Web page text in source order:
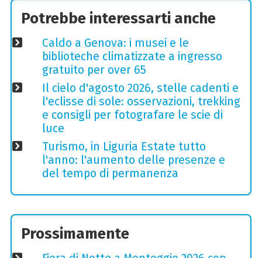
Potrebbe interessarti anche
Caldo a Genova: i musei e le
biblioteche climatizzate a ingresso
gratuito per over 65
Il cielo d'agosto 2026, stelle cadenti e
l'eclisse di sole: osservazioni, trekking
e consigli per fotografare le scie di
luce
Turismo, in Liguria Estate tutto
l'anno: l'aumento delle presenze e
del tempo di permanenza
Prossimamente